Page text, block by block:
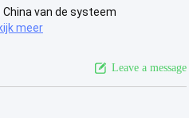
van de systeem
meer
Leave a message